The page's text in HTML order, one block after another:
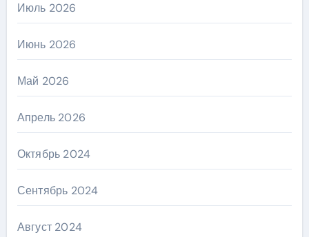
Июль 2026
Июнь 2026
Май 2026
Апрель 2026
Октябрь 2024
Сентябрь 2024
Август 2024